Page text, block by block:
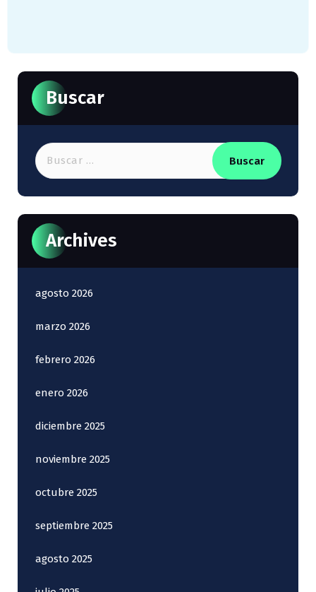
Buscar
Buscar:
Archives
agosto 2026
marzo 2026
febrero 2026
enero 2026
diciembre 2025
noviembre 2025
octubre 2025
septiembre 2025
agosto 2025